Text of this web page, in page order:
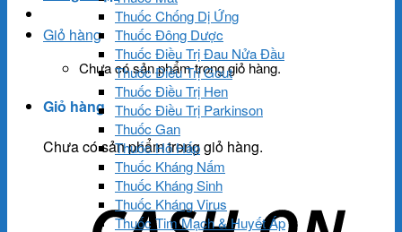
Giỏ hàng
Chưa có sản phẩm trong giỏ hàng.
Giỏ hàng
Chưa có sản phẩm trong giỏ hàng.
Thuốc Chống Dị Ứng
Thuốc Đông Dược
Thuốc Điều Trị Đau Nửa Đầu
Thuốc Điều Trị Gout
Thuốc Điều Trị Hen
Thuốc Điều Trị Parkinson
Thuốc Gan
Thuốc Hô Hấp
Thuốc Kháng Nấm
Thuốc Kháng Sinh
Thuốc Kháng Virus
Thuốc Tim Mạch & Huyết Áp